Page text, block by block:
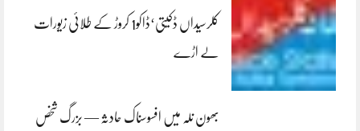
کلرسیداں ڈکیتی‘ڈاکو1 کروڑ کے طلائی زیورات
لے اڑے
بھون نلہ میں افسوسناک حادثہ — بزرگ شخص